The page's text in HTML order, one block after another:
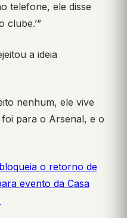
telefone, ele disse
clube.’”
a ideia
nenhum, ele vive
foi para o Arsenal, e o
o retorno de
evento da Casa